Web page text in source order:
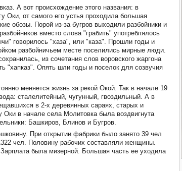
А вот происхождение этого названия: в
Оки, от самого его устья проходила большая
обозы. Порой из-за бугров выходили разбойники и
вместо слова "грабить" употреблялось
говорилось "хаза", или "каза". Прошли годы и
разбойничьем месте поселились мирные люди.
из сочетания слов воровского жаргона
"хапказ". Опять шли годы и поселок для созвучия
меняется жизнь за рекой Окой. Так в начале 19
сталелитейный, чугунный, гвоздильный. А в
в 2-х деревянных сараях, старых и
Оки в начале села Молитовка была воздвигнута
Башкиров, Блинов и Бугров.
При открытии фабрики было занято 39 чел
чел. Половину рабочих составляли женщины.
была мизерной. Большая часть ее уходила